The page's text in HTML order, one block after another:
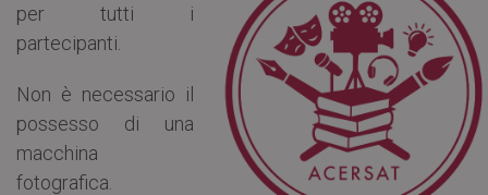
per tutti i
partecipanti.
Non è necessario il
possesso di una
macchina
fotografica.